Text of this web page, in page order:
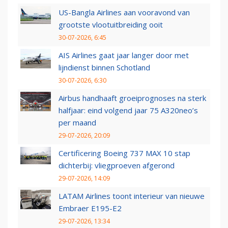
US-Bangla Airlines aan vooravond van
grootste vlootuitbreiding ooit
30-07-2026, 6:45
AIS Airlines gaat jaar langer door met
lijndienst binnen Schotland
30-07-2026, 6:30
Airbus handhaaft groeiprognoses na sterk
halfjaar: eind volgend jaar 75 A320neo’s
per maand
29-07-2026, 20:09
Certificering Boeing 737 MAX 10 stap
dichterbij: vliegproeven afgerond
29-07-2026, 14:09
LATAM Airlines toont interieur van nieuwe
Embraer E195-E2
29-07-2026, 13:34